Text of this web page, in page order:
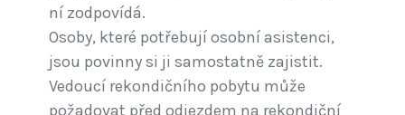
ní zodpovídá.
Osoby, které potřebují osobní asistenci,
jsou povinny si ji samostatně zajistit.
Vedoucí rekondičního pobytu může
požadovat před odjezdem na rekondiční